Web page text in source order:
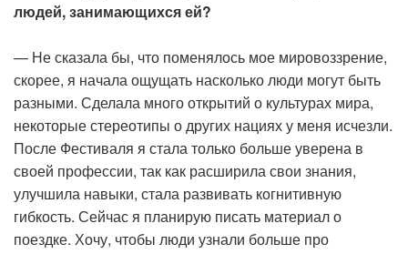
людей, занимающихся ей?
— Не сказала бы, что поменялось мое мировоззрение,
скорее, я начала ощущать насколько люди могут быть
разными. Сделала много открытий о культурах мира,
некоторые стереотипы о других нациях у меня исчезли.
После Фестиваля я стала только больше уверена в
своей профессии, так как расширила свои знания,
улучшила навыки, стала развивать когнитивную
гибкость. Сейчас я планирую писать материал о
поездке. Хочу, чтобы люди узнали больше про